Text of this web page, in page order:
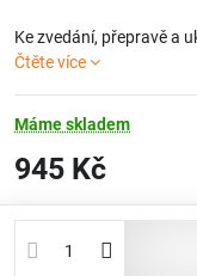
Ke zvedání, přepravě a
Čtěte více
Máme skladem
945 Kč